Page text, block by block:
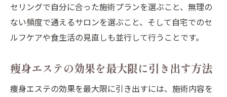
セリングで自分に合った施術プランを選ぶこと、無理の
ない頻度で通えるサロンを選ぶこと、そして自宅でのセ
ルフケアや食生活の見直しも並行して行うことです。
痩身エステの効果を最大限に引き出す方法
痩身エステの効果を最大限に引き出すには、施術内容を